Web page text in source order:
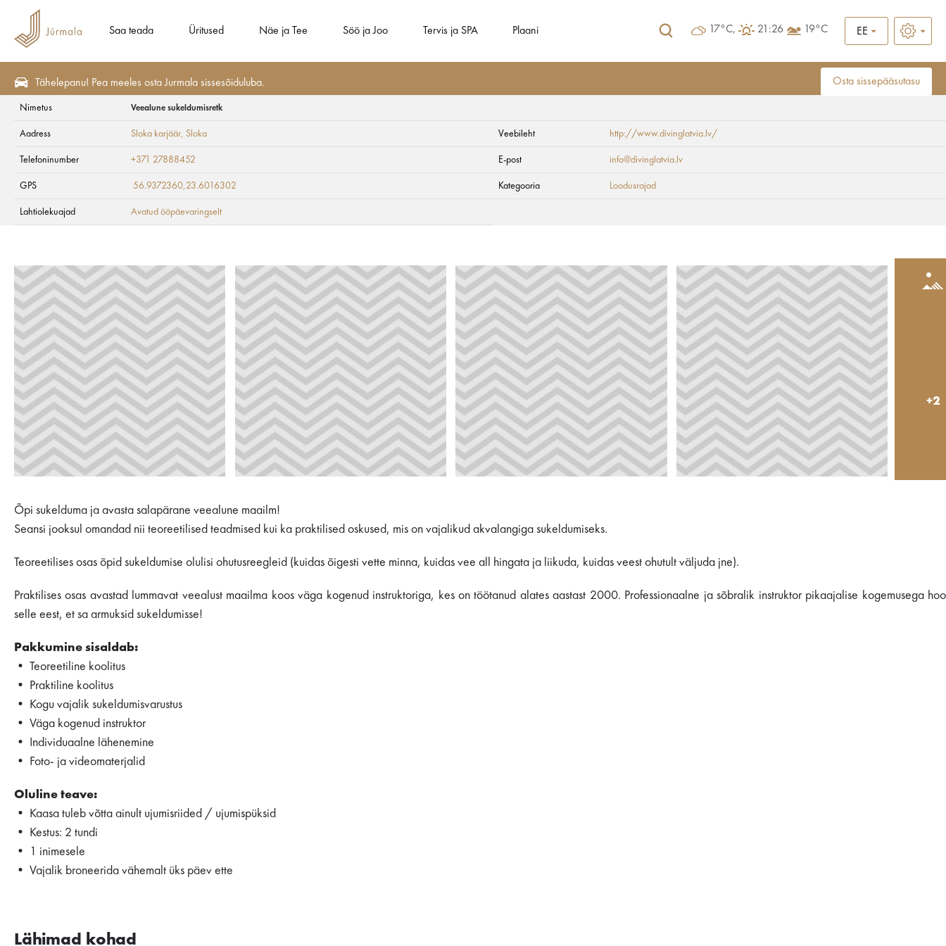
Saa teada Üritused Näe ja Tee Söö ja Joo Tervis ja SPA Plaani 17°C, 21:26 19°C EE
Tähelepanu! Pea meeles osta Jurmala sissesõiduluba. Osta sissepääsutasu
Veealune sukeldumisretk
Nimetus Veealune sukeldumisretk
Aadress Sloka karjäär, Sloka Veebileht http://www.divinglatvia.lv/
Telefoninumber +371 27888452 E-post info@divinglatvia.lv
GPS 56.9372360,23.6016302 Kategooria Loodusrajad
Lahtiolekuajad Avatud ööpäevaringselt
+2
Õpi sukelduma ja avasta salapärane veealune maailm!
Seansi jooksul omandad nii teoreetilised teadmised kui ka praktilised oskused, mis on vajalikud akvalangiga sukeldumiseks.
Teoreetilises osas õpid sukeldumise olulisi ohutusreegleid (kuidas õigesti vette minna, kuidas vee all hingata ja liikuda, kuidas veest ohutult väljuda jne).
Praktilises osas avastad lummavat veealust maailma koos väga kogenud instruktoriga, kes on töötanud alates aastast 2000. Professionaalne ja sõbralik instruktor pikaajalise kogemusega
selle eest, et sa armuksid sukeldumisse!
Pakkumine sisaldab:
• Teoreetiline koolitus
• Praktiline koolitus
• Kogu vajalik sukeldumisvarustus
• Väga kogenud instruktor
• Individuaalne lähenemine
• Foto- ja videomaterjalid
Oluline teave:
• Kaasa tuleb võtta ainult ujumisriided / ujumispüksid
• Kestus: 2 tundi
• 1 inimesele
• Vajalik broneerida vähemalt üks päev ette
Lähimad kohad